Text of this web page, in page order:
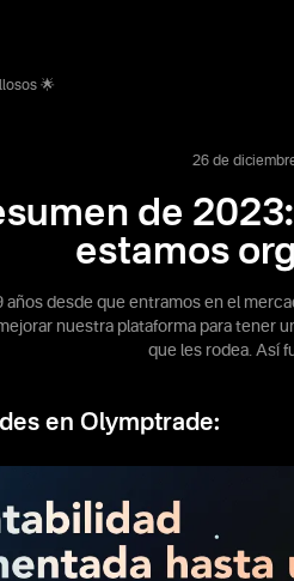
🌟
26 de
de
estamos
años desde que entramos en el
nuestra plataforma para tener
que les rodea. Así
en Olymptrade: